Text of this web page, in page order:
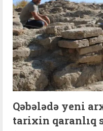
Qəbələdə yeni
tarixin qaranlıq